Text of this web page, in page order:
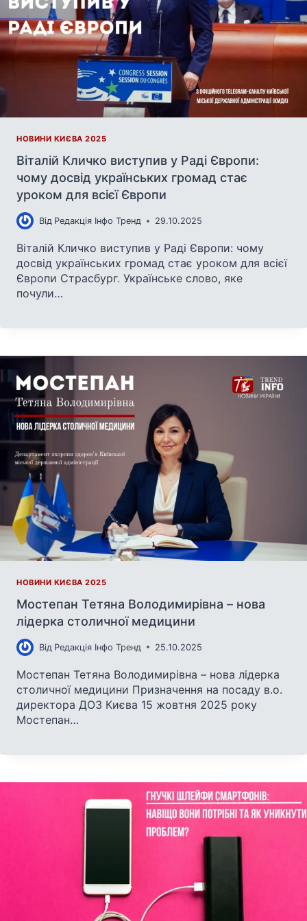
НОВИНИ КИЄВА 2025
Віталій Кличко виступив у Раді Європи:
чому досвід українських громад стає
уроком для всієї Європи
Від Редакція Інфо Тренд 29.10.2025
Віталій Кличко виступив у Раді Європи: чому
досвід українських громад стає уроком для всієї
Європи Страсбург. Українське слово, яке
почули…
НОВИНИ КИЄВА 2025
Мостепан Тетяна Володимирівна – нова
лідерка столичної медицини
Від Редакція Інфо Тренд 25.10.2025
Мостепан Тетяна Володимирівна – нова лідерка
столичної медицини Призначення на посаду в.о.
директора ДОЗ Києва 15 жовтня 2025 року
Мостепан…